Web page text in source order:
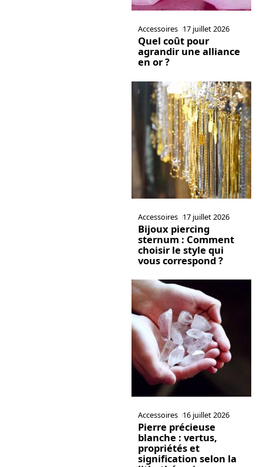
Accessoires 17 juillet 2026
Quel coût pour
agrandir une alliance
en or ?
Accessoires 17 juillet 2026
Bijoux piercing
sternum : Comment
choisir le style qui
vous correspond ?
Accessoires 16 juillet 2026
Pierre précieuse
blanche : vertus,
propriétés et
signification selon la